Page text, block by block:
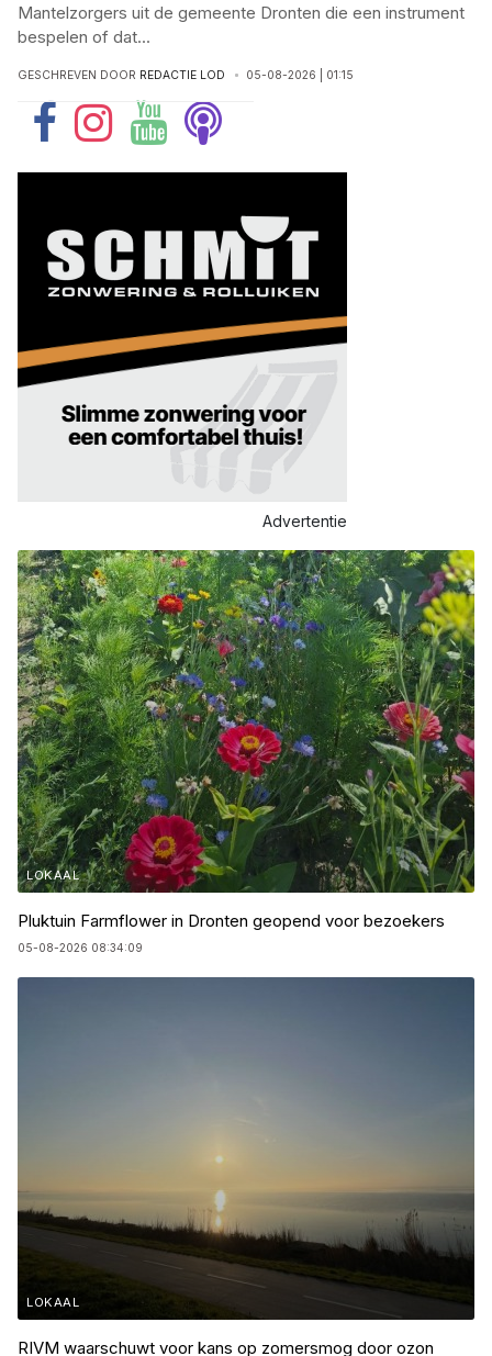
Mantelzorgers uit de gemeente Dronten die een instrument
bespelen of dat...
GESCHREVEN DOOR REDACTIE LOD 05-08-2026 | 01:15
Advertentie
LOKAAL
Pluktuin Farmflower in Dronten geopend voor bezoekers
05-08-2026 08:34:09
LOKAAL
RIVM waarschuwt voor kans op zomersmog door ozon